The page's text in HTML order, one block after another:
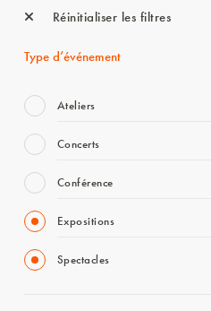
Réinitialiser les filtres
Type d’événement
Ateliers
Concerts
Conférence
Expositions
Spectacles